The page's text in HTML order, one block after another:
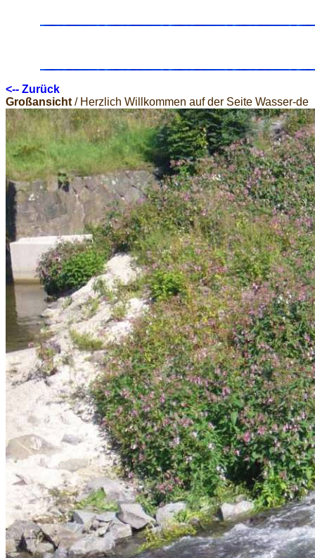
<-- Zurück
Großansicht / Herzlich Willkommen auf der Seite Wasser-de